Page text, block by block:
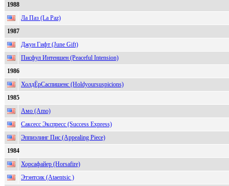
1988
Ла Паз (La Paz)
1987
Джун Гифт (June Gift)
Писфул Интеншен (Peaceful Intension)
1986
ХолдЁрСаспишенс (Holdyoursuspicions)
1985
Амо (Amo)
Саксесс Экспресс (Success Express)
Эппиэлинг Пис (Appealing Piece)
1984
Хорсафайер (Horsafire)
Этэнтсик (Ataentsic )